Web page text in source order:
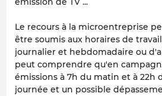
Le recours à la microentreprise
être soumis aux horaires de
journalier et hebdomadaire ou
peut comprendre qu'en
émissions à 7h du matin et à 22h
journée et un possible